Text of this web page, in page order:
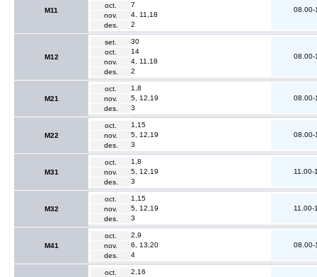
M11
oct.
7
nov.
4, 11,18
des.
2
08.00-
M12
set.
30
oct.
14
nov.
4, 11,18
des.
2
08.00-
M21
oct.
1,8
nov.
5, 12,19
des.
3
08.00-
M22
oct.
1,15
nov.
5, 12,19
des.
3
08.00-
M31
oct.
1,8
nov.
5, 12,19
des.
3
11.00-
M32
oct.
1,15
nov.
5, 12,19
des.
3
11.00-
M41
oct.
2,9
nov.
6, 13,20
des.
4
08.00-
oct.
2,16